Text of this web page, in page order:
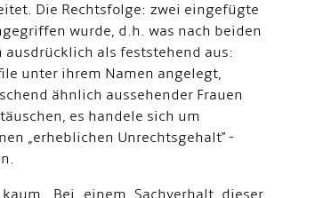
Die Rechtsfolge: zwei eingefügte
wurde, d.h. was nach beiden
als feststehend aus:
unter ihrem Namen angelegt,
ähnlich aussehender Frauen
es handele sich um
„erheblichen Unrechtsgehalt" -
Bei einem Sachverhalt dieser